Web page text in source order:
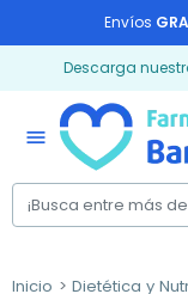
Envíos
Descarga
menu
Inicio Dietética y